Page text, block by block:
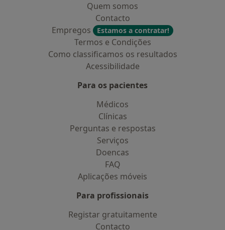
Quem somos
Contacto
Empregos
Estamos a contratar!
Termos e Condições
Como classificamos os resultados
Acessibilidade
Para os pacientes
Médicos
Clínicas
Perguntas e respostas
Serviços
Doencas
FAQ
Aplicações móveis
Para profissionais
Registar gratuitamente
Contacto